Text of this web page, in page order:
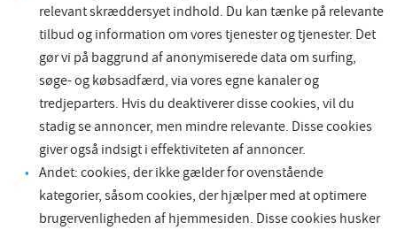
relevant skræddersyet indhold. Du kan tænke på relevante
tilbud og information om vores tjenester og tjenester. Det
gør vi på baggrund af anonymiserede data om surfing,
søge- og købsadfærd, via vores egne kanaler og
tredjeparters. Hvis du deaktiverer disse cookies, vil du
stadig se annoncer, men mindre relevante. Disse cookies
giver også indsigt i effektiviteten af annoncer.
Andet: cookies, der ikke gælder for ovenstående
kategorier, såsom cookies, der hjælper med at optimere
brugervenligheden af hjemmesiden. Disse cookies husker